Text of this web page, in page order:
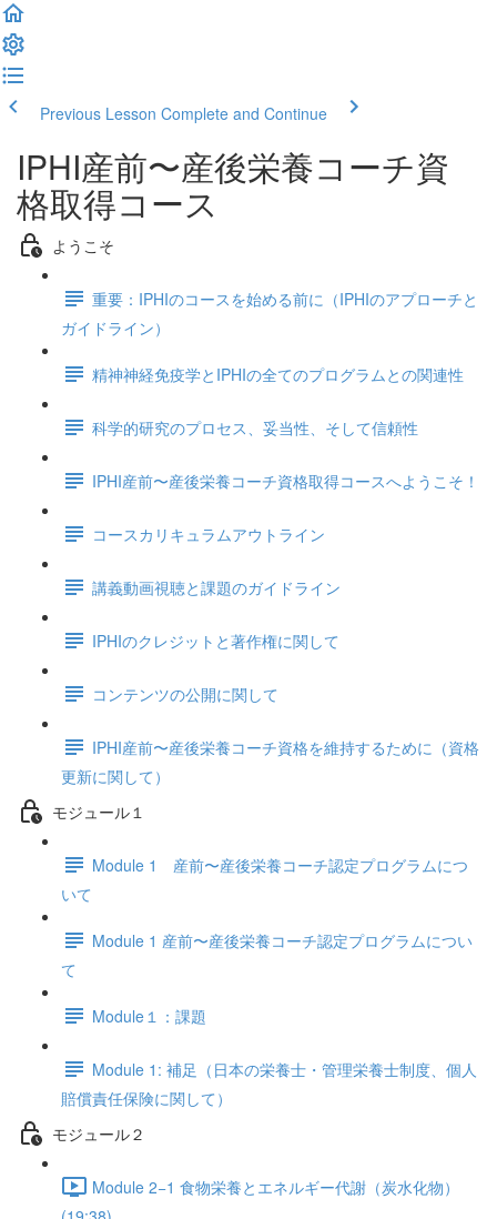
Previous Lesson Complete and Continue
IPHI産前〜産後栄養コーチ資
格取得コース
ようこそ
重要：IPHIのコースを始める前に（IPHIのアプローチと
ガイドライン）
精神神経免疫学とIPHIの全てのプログラムとの関連性
科学的研究のプロセス、妥当性、そして信頼性
IPHI産前〜産後栄養コーチ資格取得コースへようこそ！
コースカリキュラムアウトライン
講義動画視聴と課題のガイドライン
IPHIのクレジットと著作権に関して
コンテンツの公開に関して
IPHI産前〜産後栄養コーチ資格を維持するために（資格
更新に関して）
モジュール１
Module 1 産前〜産後栄養コーチ認定プログラムにつ
いて
Module 1 産前〜産後栄養コーチ認定プログラムについ
て
Module１：課題
Module 1: 補足（日本の栄養士・管理栄養士制度、個人
賠償責任保険に関して）
モジュール２
Module 2−1 食物栄養とエネルギー代謝（炭水化物）